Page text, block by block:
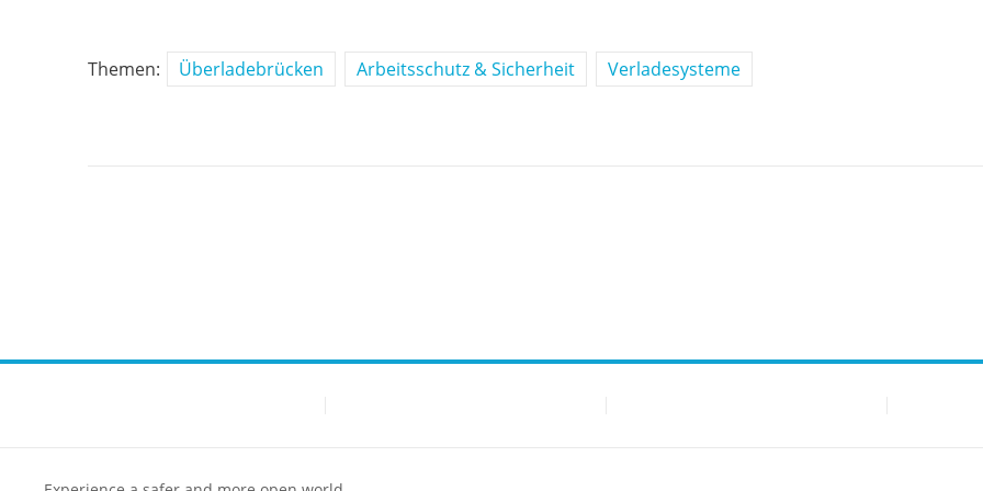
Themen: Überladebrücken Arbeitsschutz & Sicherheit Verladesysteme